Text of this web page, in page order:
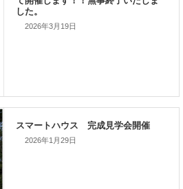
2026年3月19日
2026年1月29日